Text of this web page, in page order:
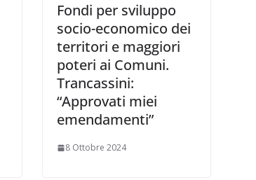
Fondi per sviluppo
socio-economico dei
territori e maggiori
poteri ai Comuni.
Trancassini:
“Approvati miei
emendamenti”
8 Ottobre 2024